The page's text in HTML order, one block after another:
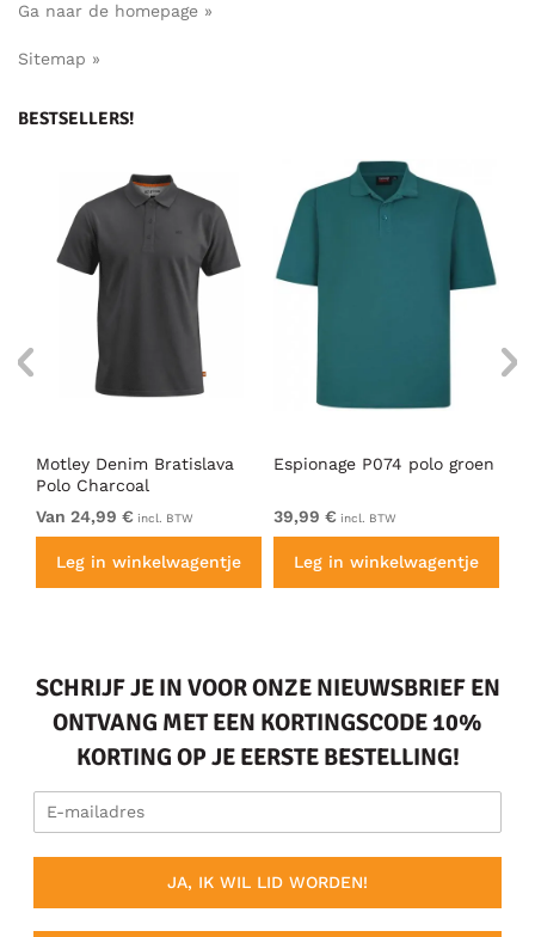
Ga naar de homepage »
Sitemap »
BESTSELLERS!
Motley Denim Bratislava
Polo Charcoal
Van 24,99 € incl. BTW
Leg in winkelwagentje
Espionage P074 polo groen
39,99 € incl. BTW
Leg in winkelwagentje
SCHRIJF JE IN VOOR ONZE NIEUWSBRIEF EN
ONTVANG MET EEN KORTINGSCODE 10%
KORTING OP JE EERSTE BESTELLING!
JA, IK WIL LID WORDEN!